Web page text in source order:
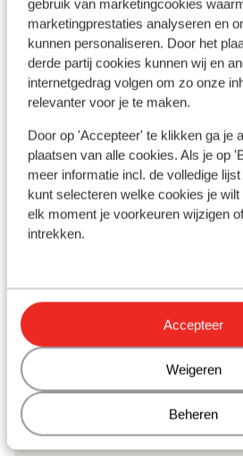
gebruik van marketingcookies
marketingprestaties analyseren en
kunnen personaliseren. Door het
derde partij cookies kunnen wij en
internetgedrag volgen om zo onze
relevanter voor je te maken.
Door op 'Accepteer' te klikken ga je
plaatsen van alle cookies. Als je op
meer informatie incl. de volledige
kunt selecteren welke cookies je
elk moment je voorkeuren wijzigen
intrekken.
Accepteer
Weigeren
Beheren
Afficher sur la
À proximité
En bord de mer (plage de
parasols (gratuit) )
Distance jusqu'à Barstreet
Distance aux magasins les plus
Distance au restaurant le plus
mètres
Autres hébergements -
Turque
Mardan Palace